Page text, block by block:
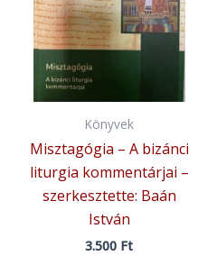
Könyvek
Misztagógia – A bizánci
liturgia kommentárjai –
szerkesztette: Baán
István
3.500 Ft